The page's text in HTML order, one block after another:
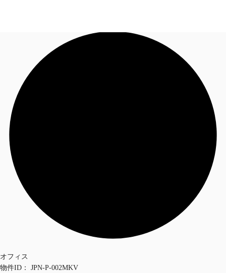
オフィス・事務所
倉庫・物流センター
お電話
オフィス
物件ID：
JPN-P-002MKV